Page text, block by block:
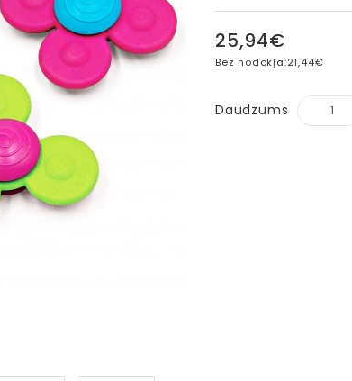
25,94€
Bez nodokļa:21,44€
Daudzums